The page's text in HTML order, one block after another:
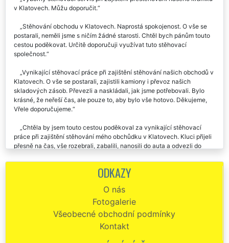
Výborný stěhovací servis při zajištění přestěhování našeho krámku
Stěhování obchodu v Klatovech. Naprostá spokojenost. O vše se
postarali, neměli jsme s ničím žádné starosti. Chtěl bych pánům touto
cestou poděkovat. Určitě doporučuji využívat tuto stěhovací
Vynikající stěhovací práce při zajištění stěhování našich obchodů v
Klatovech. O vše se postarali, zajistili kamiony i převoz našich
skladových zásob. Převezli a naskládali, jak jsme potřebovali. Bylo
krásné, že neřeší čas, ale pouze to, aby bylo vše hotovo. Děkujeme,
Chtěla by jsem touto cestou poděkoval za vynikající stěhovací
práce při zajištění stěhování mého obchůdku v Klatovech. Kluci přijeli
mého nového obchodu. Stěhování proběhlo v naprostém pořádku.
Ještě jednou děkuji, určitě vás budu doporučovat.
Stěhování prodejny potravin v Klatovech. Super cena, super výkon.
Přesto že jste potřebovali zajistit stěhování našeho krámu v
Klatovechpřes víkend, nebyl to pro tuto společnost žádný problém. Za
ODKAZY
O nás
Fotogalerie
Všeobecné obchodní podmínky
Kontakt